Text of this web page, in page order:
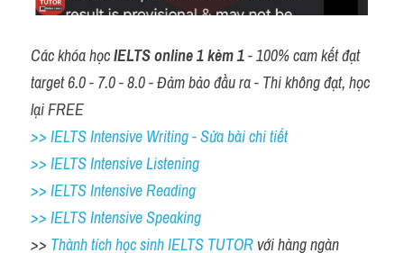
Các khóa học IELTS online 1 kèm 1 - 100% cam kết đạt
target 6.0 - 7.0 - 8.0 - Đảm bảo đầu ra - Thi không đạt, học
lại FREE
>> IELTS Intensive Writing - Sửa bài chi tiết
>> IELTS Intensive Listening
>> IELTS Intensive Reading
>> IELTS Intensive Speaking
>> Thành tích học sinh IELTS TUTOR với hàng ngàn